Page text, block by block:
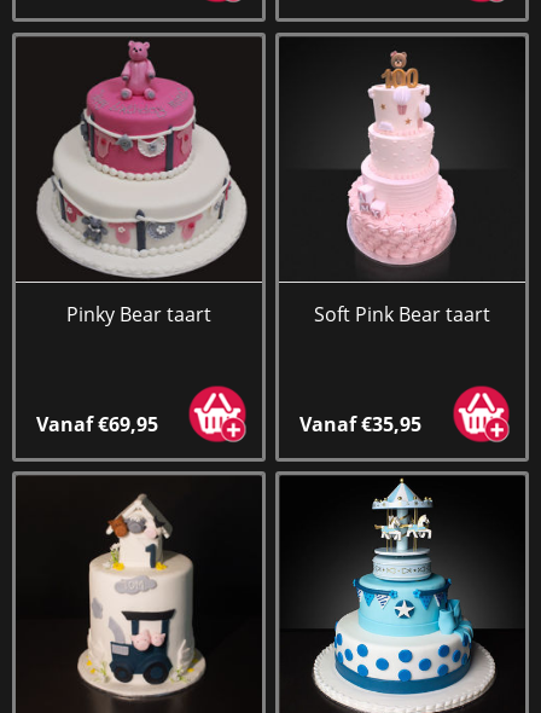
Pinky Bear taart
Vanaf €69,95
Soft Pink Bear taart
Vanaf €35,95